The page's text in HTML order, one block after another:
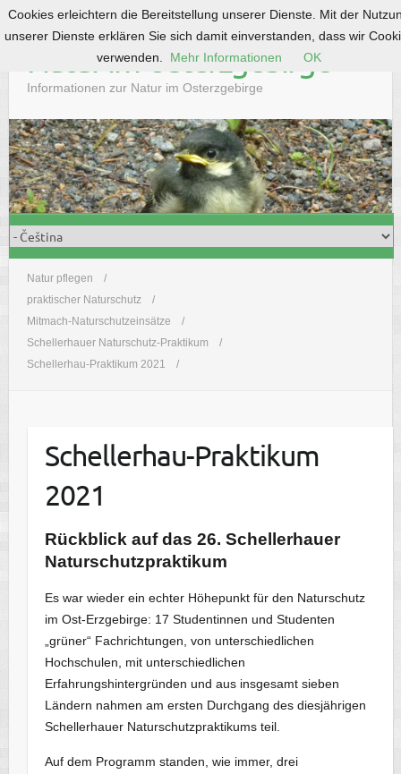
S
k
o
c
o
n
t
Natur im Osterzgebirge
Informationen zur Natur im Osterzgebirge
Natur pflegen
praktischer Naturschutz
Mitmach-Naturschutzeinsätze
Schellerhauer Naturschutz-Praktikum
Schellerhau-Praktikum 2021
Schellerhau-Praktikum
2021
Rückblick auf das 26. Schellerhauer
Naturschutzpraktikum
Es war wieder ein echter Höhepunkt für den Naturschutz
im Ost-Erzgebirge: 17 Studentinnen und Studenten
„grüner“ Fachrichtungen, von unterschiedlichen
Hochschulen, mit unterschiedlichen
Erfahrungshintergründen und aus insgesamt sieben
Ländern nahmen am ersten Durchgang des diesjährigen
Schellerhauer Naturschutzpraktikums teil.
Auf dem Programm standen, wie immer, drei
Cookies erleichtern die Bereitstellung unserer Dienste. Mit der
unserer Dienste erklären Sie sich damit einverstanden, dass wir
verwenden.
Mehr Informationen OK